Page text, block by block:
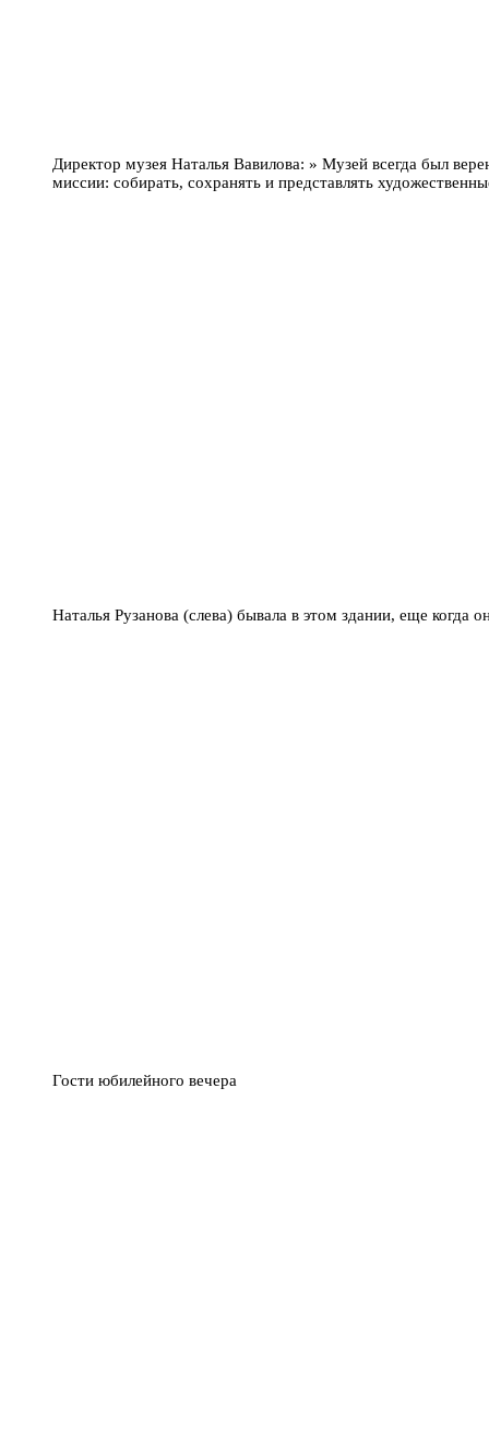
Директор музея Наталья Вавилова: » Музей всегда был
миссии: собирать, сохранять и представлять
Наталья Рузанова (слева) бывала в этом здании, еще когда
Гости юбилейного вечера